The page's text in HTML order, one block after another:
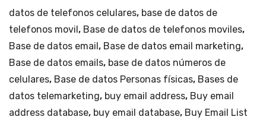
Puebla.
cantidad
datos de telefonos celulares, base de datos de
telefonos movil, Base de datos de telefonos moviles,
Base de datos email, Base de datos email marketing,
Base de datos emails, base de datos números de
celulares, Base de datos Personas físicas, Bases de
datos telemarketing, buy email address, Buy email
address database, buy email database, Buy Email List